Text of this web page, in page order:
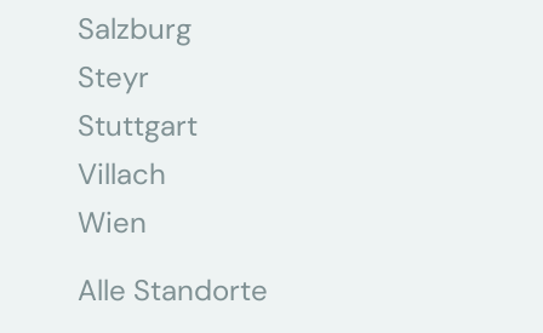
Salzburg
Steyr
Stuttgart
Villach
Wien
Alle Standorte